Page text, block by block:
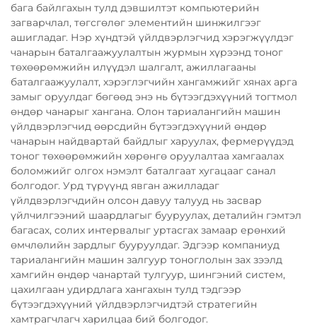
бага байлгахын тулд дэвшилтэт компьютерийн
загварчлал, төгсгөлөг элементийн шинжилгээг
ашигладаг. Нэр хүндтэй үйлдвэрлэгчид хэрэгжүүлдэг
чанарын баталгаажуулалтын журмын хүрээнд тоног
төхөөрөмжийн илүүдэл шалгалт, ажиллагааны
баталгаажуулалт, хэрэглэгчийн хангамжийг хянах арга
замыг оруулдаг бөгөөд энэ нь бүтээгдэхүүний тогтмол
өндөр чанарыг хангана. Олон тариалангийн машин
үйлдвэрлэгчид өөрсдийн бүтээгдэхүүний өндөр
чанарын найдвартай байдлыг харуулах, фермерүүдэд
тоног төхөөрөмжийн хөрөнгө оруулалтаа хамгаалах
боломжийг олгох нэмэлт баталгаат хугацааг санал
болгодог. Урд түрүүнд явган ажилладаг
үйлдвэрлэгчдийн олсон давуу талууд нь засвар
үйлчилгээний шаардлагыг бууруулах, деталийн гэмтэл
багасах, солих интервалыг уртасгах замаар ерөнхий
өмчлөлийн зардлыг бууруулдаг. Эдгээр компаниуд
тариалангийн машин залгуур тоноглолын зах зээлд
хамгийн өндөр чанартай тулгуур, шингэний систем,
цахилгаан удирдлага хангахын тулд тэдгээр
бүтээгдэхүүний үйлдвэрлэгчидтэй стратегийн
хамтрагчлагч харилцаа бий болгодог.